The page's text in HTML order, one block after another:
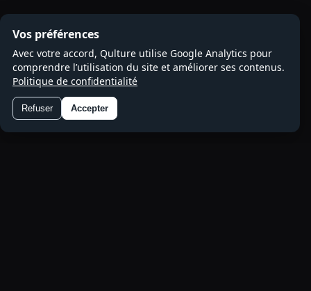
Vos préférences
Avec votre accord, Qulture utilise Google Analytics pour
comprendre l’utilisation du site et améliorer ses contenus.
Politique de confidentialité
Refuser Accepter